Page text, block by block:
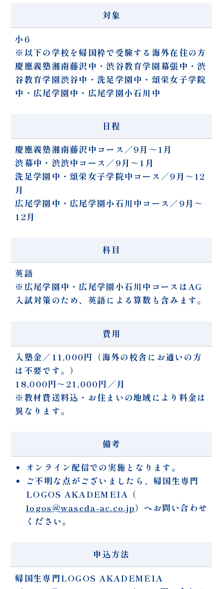
対象
小6
※以下の学校を帰国枠で受験する海外在住の方
慶應義塾湘南藤沢中・渋谷教育学園幕張中・渋
谷教育学園渋谷中・洗足学園中・頌栄女子学院
中・広尾学園中・広尾学園小石川中
日程
慶應義塾湘南藤沢中コース／9月～1月
渋幕中・渋渋中コース／9月～1月
洗足学園中・頌栄女子学院中コース／9月～12
月
広尾学園中・広尾学園小石川中コース／9月～
12月
科目
英語
※広尾学園中・広尾学園小石川中コースはAG
入試対策のため、英語による算数も含みます。
費用
入塾金／11,000円（海外の校舎にお通いの方
は不要です。）
18,000円～21,000円／月
※教材費送料込・お住まいの地域により料金は
異なります。
備考
オンライン配信での実施となります。
ご不明な点がございましたら、帰国生専門
LOGOS AKADEMEIA（
logos@waseda-ac.co.jp）へお問い合わせ
ください。
申込方法
帰国生専門LOGOS AKADEMEIA